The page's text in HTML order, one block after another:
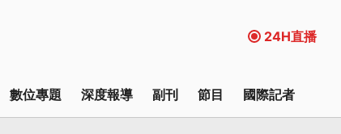
24H直播
數位專題 深度報導 副刊 節目 國際記者